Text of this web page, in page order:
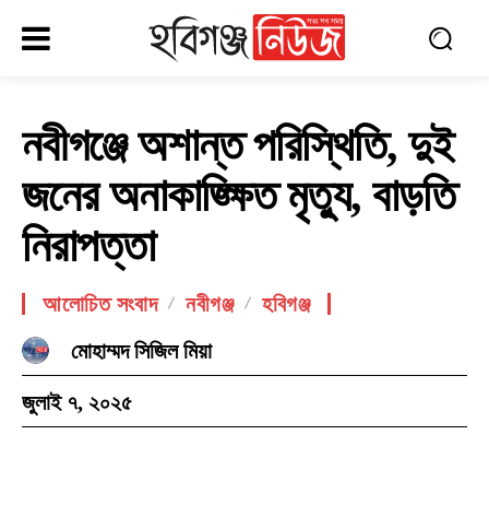
নবীগঞ্জে অশান্ত পরিস্থিতি, দুই
জনের অনাকাঙ্ক্ষিত মৃত্যু, বাড়তি
নিরাপত্তা
আলোচিত সংবাদ নবীগঞ্জ
হবিগঞ্জ
মোহাম্মদ সিজিল মিয়া
জুলাই ৭, ২০২৫